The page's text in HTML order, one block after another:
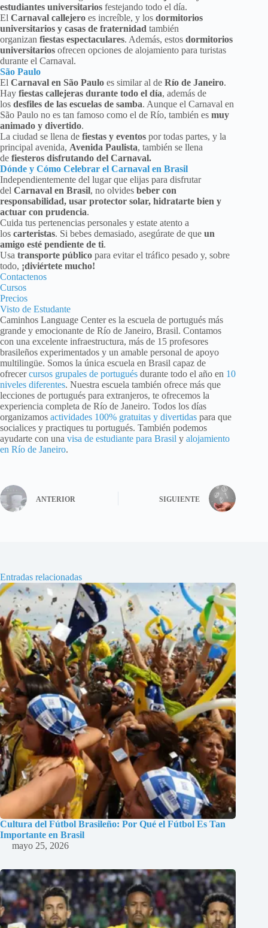
estudiantes universitarios festejando todo el día.
El Carnaval callejero es increíble, y los dormitorios
universitarios y casas de fraternidad también
organizan fiestas espectaculares. Además, estos dormitorios
universitarios ofrecen opciones de alojamiento para turistas
durante el Carnaval.
São Paulo
El Carnaval en São Paulo es similar al de Río de Janeiro.
Hay fiestas callejeras durante todo el día, además de
los desfiles de las escuelas de samba. Aunque el Carnaval en
São Paulo no es tan famoso como el de Río, también es muy
animado y divertido.
La ciudad se llena de fiestas y eventos por todas partes, y la
principal avenida, Avenida Paulista, también se llena
de fiesteros disfrutando del Carnaval.
Dónde y Cómo Celebrar el Carnaval en Brasil
Independientemente del lugar que elijas para disfrutar
del Carnaval en Brasil, no olvides beber con
responsabilidad, usar protector solar, hidratarte bien y
actuar con prudencia.
Cuida tus pertenencias personales y estate atento a
los carteristas. Si bebes demasiado, asegúrate de que un
amigo esté pendiente de ti.
Usa transporte público para evitar el tráfico pesado y, sobre
todo, ¡diviértete mucho!
Contactenos
Cursos
Precios
Visto de Estudante
Caminhos Language Center es la escuela de portugués más
grande y emocionante de Río de Janeiro, Brasil. Contamos
con una excelente infraestructura, más de 15 profesores
brasileños experimentados y un amable personal de apoyo
multilingüe. Somos la única escuela en Brasil capaz de
ofrecercursos grupales de portugués durante todo el año en 10
niveles diferentes. Nuestra escuela también ofrece más que
lecciones de portugués para extranjeros, te ofrecemos la
experiencia completa de Río de Janeiro. Todos los días
organizamos actividades 100% gratuitas y divertidas para que
socialices y practiques tu portugués. También podemos
ayudarte con una visa de estudiante para Brasil y alojamiento
en Río de Janeiro.
ANTERIOR SIGUIENTE
Entradas relacionadas
Cultura del Fútbol Brasileño: Por Qué el Fútbol Es Tan
Importante en Brasil
mayo 25, 2026